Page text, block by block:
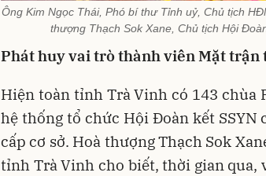
Ông Kim Ngọc Thái, Phó bí thư Tỉnh uỷ, Chủ tịch
thượng Thạch Sok Xane, Chủ tịch Hội
Phát huy vai trò thành viên Mặt trận
Hiện toàn tỉnh Trà Vinh có 143 chùa
hệ thống tổ chức Hội Đoàn kết SSYN
cấp cơ sở. Hoà thượng Thạch Sok
tỉnh Trà Vinh cho biết, thời gian